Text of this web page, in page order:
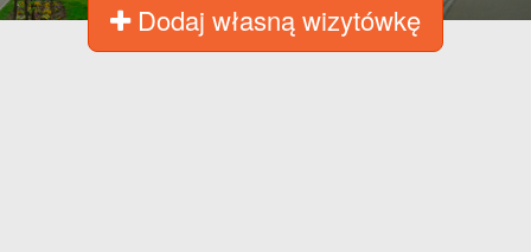
Dodaj własną wizytówkę